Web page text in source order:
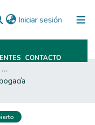
Iniciar sesión (current)
CONTACTO
Trabajos Finales De Grado Y Posgrado